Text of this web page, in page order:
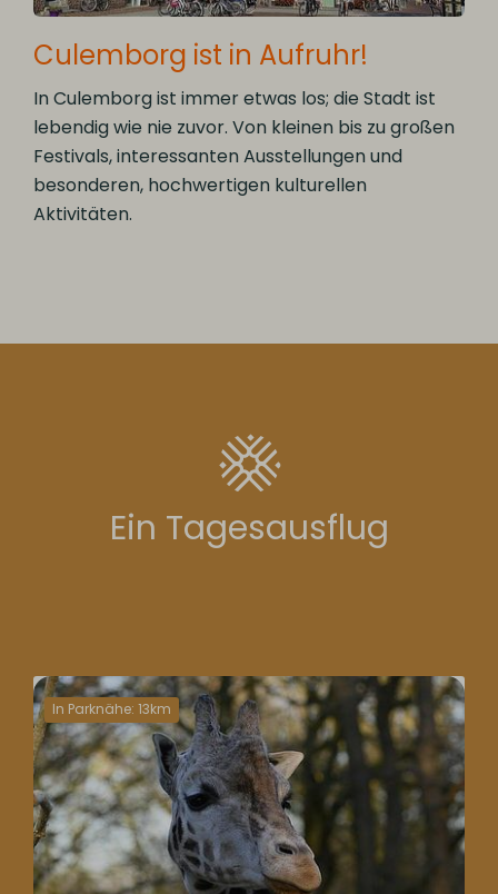
Culemborg ist in Aufruhr!
In Culemborg ist immer etwas los; die Stadt ist
lebendig wie nie zuvor. Von kleinen bis zu großen
Festivals, interessanten Ausstellungen und
besonderen, hochwertigen kulturellen
Aktivitäten.
Ein Tagesausflug
In Parknähe: 13km